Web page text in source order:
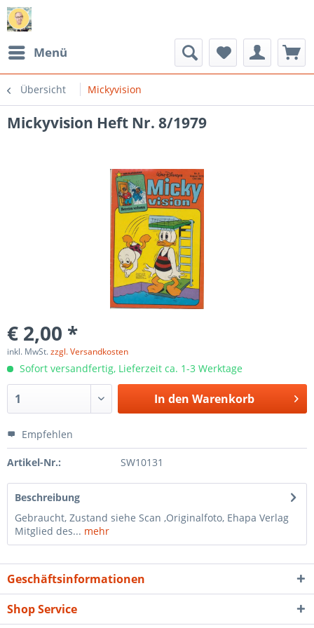
Menü
Übersicht Mickyvision
Mickyvision Heft Nr. 8/1979
€ 2,00 *
inkl. MwSt.zzgl. Versandkosten
Sofort versandfertig, Lieferzeit ca. 1-3 Werktage
In den Warenkorb
Empfehlen
Artikel-Nr.: SW10131
Beschreibung
Gebraucht, Zustand siehe Scan ,Originalfoto, Ehapa Verlag
Mitglied des... mehr
Geschäftsinformationen
Shop Service